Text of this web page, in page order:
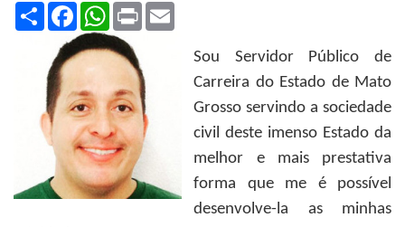
ShareFacebookWhatsApp
Print
Sou Servidor Público de
Carreira do Estado de Mato
Grosso servindo a sociedade
civil deste imenso Estado da
melhor e mais prestativa
forma que me é possível
desenvolve-la as minhas